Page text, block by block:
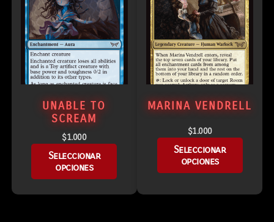
UNABLE TO
SCREAM
$1.000
Seleccionar
opciones
MARINA VENDRELL
$1.000
Seleccionar
opciones